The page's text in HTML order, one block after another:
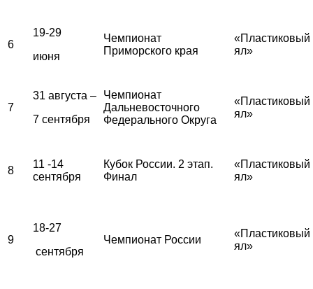
6
19-29
июня
Чемпионат
Приморского края
«Пластиковый
ял»
7
31 августа –
7 сентября
Чемпионат
Дальневосточного
Федерального Округа
«Пластиковый
ял»
8
11 -14
сентября
Кубок России. 2 этап.
Финал
«Пластиковый
ял»
9
18-27
сентября
Чемпионат России
«Пластиковый
ял»